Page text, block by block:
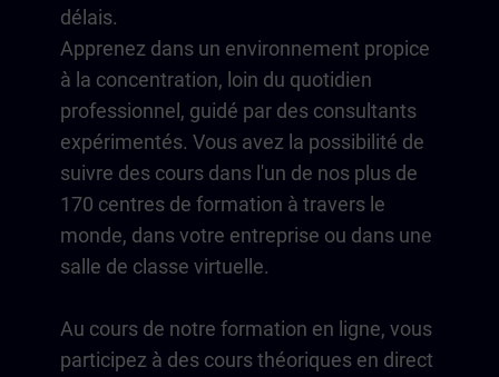
délais.
Apprenez dans un environnement propice
à la concentration, loin du quotidien
professionnel, guidé par des consultants
expérimentés. Vous avez la possibilité de
suivre des cours dans l'un de nos plus de
170 centres de formation à travers le
monde, dans votre entreprise ou dans une
salle de classe virtuelle.
Au cours de notre formation en ligne, vous
participez à des cours théoriques en direct